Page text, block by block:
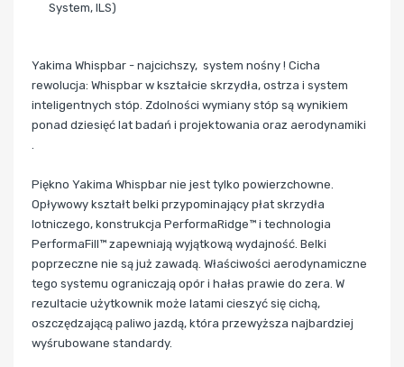
System, ILS)
Yakima Whispbar - najcichszy, system nośny ! Cicha
rewolucja: Whispbar w kształcie skrzydła, ostrza i system
inteligentnych stóp. Zdolności wymiany stóp są wynikiem
ponad dziesięć lat badań i projektowania oraz aerodynamiki
.
Piękno Yakima Whispbar nie jest tylko powierzchowne.
Opływowy kształt belki przypominający płat skrzydła
lotniczego, konstrukcja PerformaRidge™ i technologia
PerformaFill™ zapewniają wyjątkową wydajność. Belki
poprzeczne nie są już zawadą. Właściwości aerodynamiczne
tego systemu ograniczają opór i hałas prawie do zera. W
rezultacie użytkownik może latami cieszyć się cichą,
oszczędzającą paliwo jazdą, która przewyższa najbardziej
wyśrubowane standardy.